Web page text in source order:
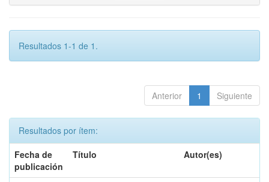
Resultados 1-1 de 1.
Anterior 1 Siguiente
Resultados por ítem:
Fecha de
publicación
Título Autor(es)